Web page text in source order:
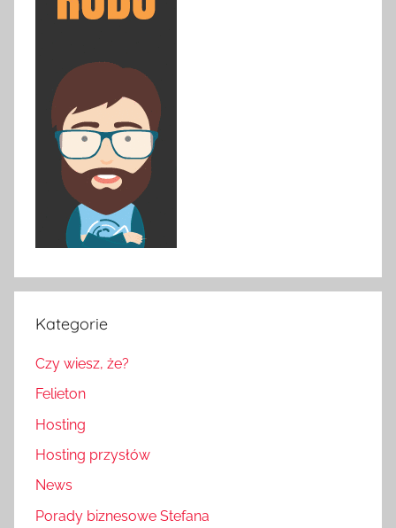
Kategorie
Czy wiesz, że?
Felieton
Hosting
Hosting przysłów
News
Porady biznesowe Stefana